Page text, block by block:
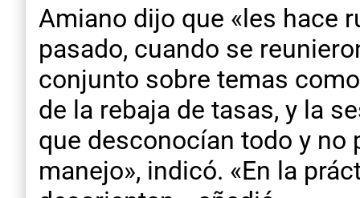
Amiano dijo que «les hace
pasado, cuando se
conjunto sobre temas
de la rebaja de tasas, y la
que desconocían todo y no
manejo», indicó. «En la